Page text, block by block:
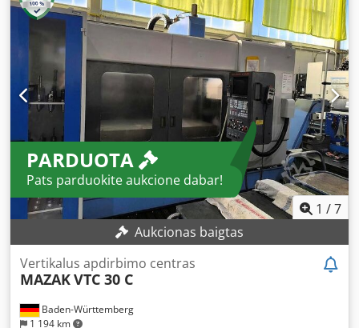
Coolant Yes
diapazonas: 12 000 aps./min Djdpfxsxk U R Ns An Eskr
Stalo dydis: 2 000 × 510 mm Įrankių kiekis sandėlyje: 24
PARDUOTA
Pats parduokite aukcione dabar!
1 /7
Aukcionas baigtas
Baden-Württemberg
1 194 km
Vertikalus apdirbimo centras
MAZAKVTC 30 C